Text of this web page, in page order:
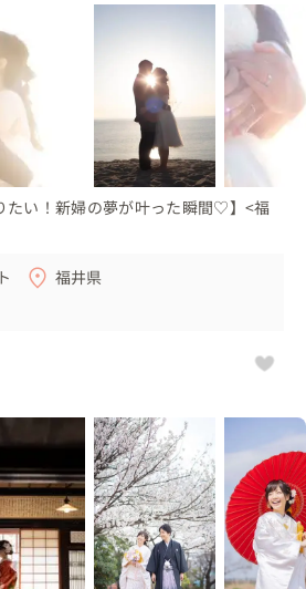
たい！新婦の夢が叶った瞬間♡】<福
福井県